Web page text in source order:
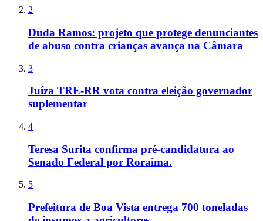
2
Duda Ramos: projeto que protege denunciantes
de abuso contra crianças avança na Câmara
3
Juíza TRE-RR vota contra eleição governador
suplementar
4
Teresa Surita confirma pré-candidatura ao
Senado Federal por Roraima.
5
Prefeitura de Boa Vista entrega 700 toneladas